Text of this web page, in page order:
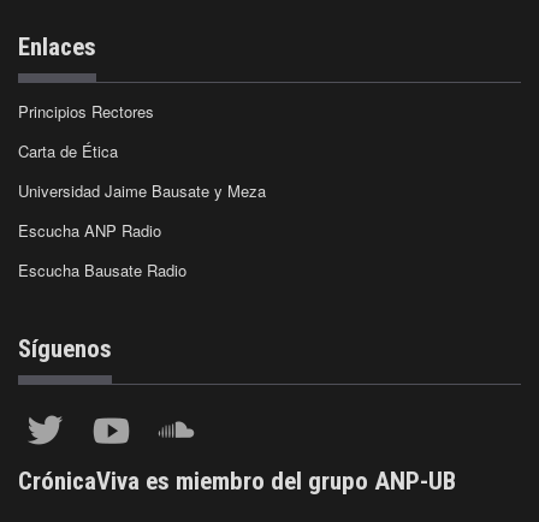
Enlaces
Principios Rectores
Carta de Ética
Universidad Jaime Bausate y Meza
Escucha ANP Radio
Escucha Bausate Radio
Síguenos
CrónicaViva es miembro del grupo ANP-UB